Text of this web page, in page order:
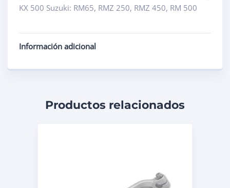
KX 500 Suzuki: RM65, RMZ 250, RMZ 450, RM 500
Información adicional
Productos relacionados